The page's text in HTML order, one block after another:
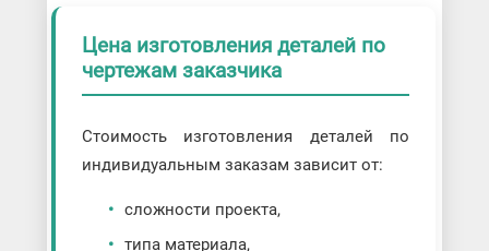
Цена изготовления деталей по
чертежам заказчика
Стоимость изготовления деталей по
индивидуальным заказам зависит от:
сложности проекта,
типа материала,